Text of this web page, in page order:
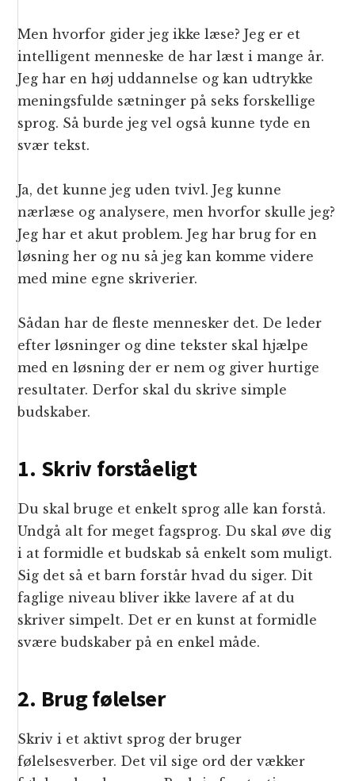
Men hvorfor gider jeg ikke læse? Jeg er et
intelligent menneske de har læst i mange år.
Jeg har en høj uddannelse og kan udtrykke
meningsfulde sætninger på seks forskellige
sprog. Så burde jeg vel også kunne tyde en
svær tekst.
Ja, det kunne jeg uden tvivl. Jeg kunne
nærlæse og analysere, men hvorfor skulle jeg?
Jeg har et akut problem. Jeg har brug for en
løsning her og nu så jeg kan komme videre
med mine egne skriverier.
Sådan har de fleste mennesker det. De leder
efter løsninger og dine tekster skal hjælpe
med en løsning der er nem og giver hurtige
resultater. Derfor skal du skrive simple
budskaber.
1. Skriv forståeligt
Du skal bruge et enkelt sprog alle kan forstå.
Undgå alt for meget fagsprog. Du skal øve dig
i at formidle et budskab så enkelt som muligt.
Sig det så et barn forstår hvad du siger. Dit
faglige niveau bliver ikke lavere af at du
skriver simpelt. Det er en kunst at formidle
svære budskaber på en enkel måde.
2. Brug følelser
Skriv i et aktivt sprog der bruger
følelsesverber. Det vil sige ord der vækker